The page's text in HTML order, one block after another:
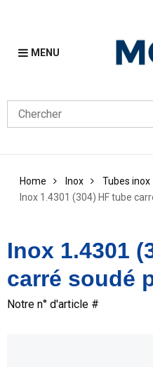
MENU
Home Inox Tubes inox
Inox 1.4301 (304) HF tube
Inox 1.4301
carré soudé
Notre n° d'article #